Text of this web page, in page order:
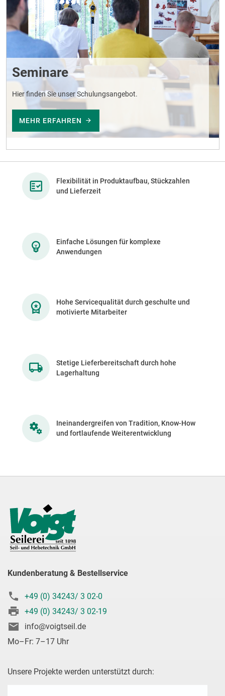
Seminare
Hier finden Sie unser Schulungsangebot.
MEHR ERFAHREN
Flexibilität in Produktaufbau, Stückzahlen
und Lieferzeit
Einfache Lösungen für komplexe
Anwendungen
Hohe Servicequalität durch geschulte und
motivierte Mitarbeiter
Stetige Lieferbereitschaft durch hohe
Lagerhaltung
Ineinandergreifen von Tradition, Know-How
und fortlaufende Weiterentwicklung
Kundenberatung & Bestellservice
+49 (0) 34243/ 3 02-0
+49 (0) 34243/ 3 02-19
info@voigtseil.de
Mo–Fr: 7–17 Uhr
Unsere Projekte werden unterstützt durch: